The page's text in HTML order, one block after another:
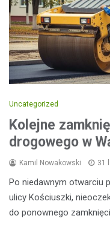
Uncategorized
Kolejne
drogowego w
Kamil Nowakowski 31
Po niedawnym otwarciu
ulicy Kościuszki,
do ponownego